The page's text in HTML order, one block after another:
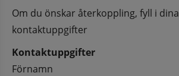
Om du önskar återkoppling, fyll i dina
kontaktuppgifter
Kontaktuppgifter
Kontaktuppgifter
Förnamn